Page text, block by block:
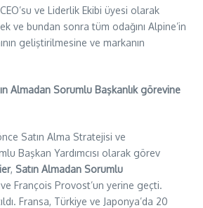
ve Liderlik Ekibi üyesi olarak
ve bundan sonra tüm odağını Alpine’in
geliştirilmesine ve markanın
Almadan Sorumlu Başkanlık görevine
Satın Alma Stratejisi ve
Başkan Yardımcısı olarak görev
, Satın Almadan Sorumlu
François Provost’un yerine geçti.
Fransa, Türkiye ve Japonya’da 20